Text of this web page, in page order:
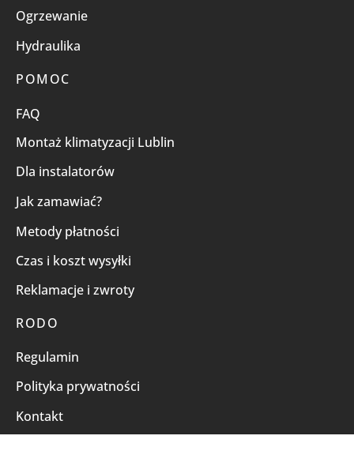
Ogrzewanie
Hydraulika
POMOC
FAQ
Montaż klimatyzacji Lublin
Dla instalatorów
Jak zamawiać?
Metody płatności
Czas i koszt wysyłki
Reklamacje i zwroty
RODO
Regulamin
Polityka prywatności
Kontakt